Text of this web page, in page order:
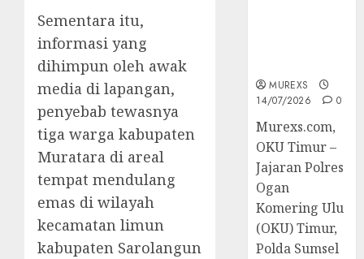
Sementara itu,
informasi yang
dihimpun oleh awak
media di lapangan,
penyebab tewasnya
tiga warga kabupaten
Muratara di areal
tempat mendulang
emas di wilayah
kecamatan limun
kabupaten Sarolangun
MUREXS
14/07/2026
0
Murexs.com,
OKU Timur –
Jajaran Polres
Ogan
Komering Ulu
(OKU) Timur,
Polda Sumsel